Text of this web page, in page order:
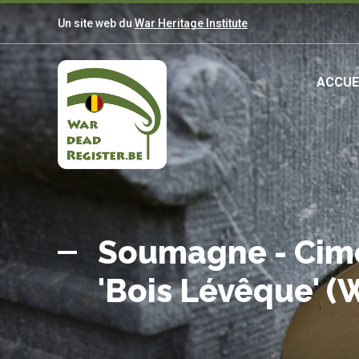
Aller
au
contenu
principal
Un site web du War Heritage Institute
Belgian
War
Dead
Register
Soumagne -
'Bois Lévêque'